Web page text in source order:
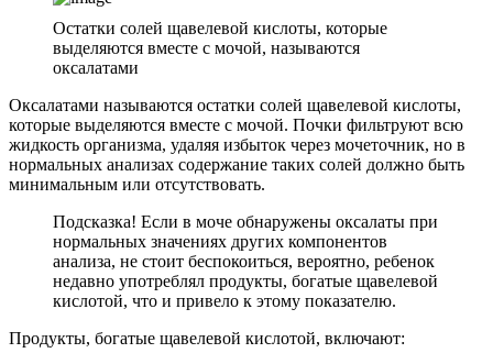
Остатки солей щавелевой кислоты, которые
выделяются вместе с мочой, называются
оксалатами
Оксалатами называются остатки солей щавелевой кислоты,
которые выделяются вместе с мочой. Почки фильтруют всю
жидкость организма, удаляя избыток через мочеточник, но в
нормальных анализах содержание таких солей должно быть
минимальным или отсутствовать.
Подсказка! Если в моче обнаружены оксалаты при
нормальных значениях других компонентов
анализа, не стоит беспокоиться, вероятно, ребенок
недавно употреблял продукты, богатые щавелевой
кислотой, что и привело к этому показателю.
Продукты, богатые щавелевой кислотой, включают: